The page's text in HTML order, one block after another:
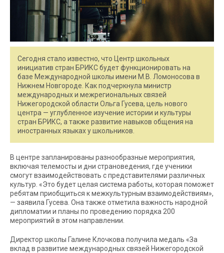
Сегодня стало известно, что Центр школьных
инициатив стран БРИКС будет функционировать на
базе Международной школы имени М.В. Ломоносова в
Нижнем Новгороде. Как подчеркнула министр
международных и межрегиональных связей
Нижегородской области Ольга Гусева, цель нового
центра — углубленное изучение истории и культуры
стран БРИКС, а также развитие навыков общения на
иностранных языках у школьников.
В центре запланированы разнообразные мероприятия,
включая телемосты и дни страноведения, где ученики
смогут взаимодействовать с представителями различных
культур. «Это будет целая система работы, которая поможет
ребятам приобщиться к межкультурным взаимодействиям»,
— заявила Гусева. Она также отметила важность народной
дипломатии и планы по проведению порядка 200
мероприятий в этом направлении.
Директор школы Галине Клочкова получила медаль «За
вклад в развитие международных связей Нижегородской